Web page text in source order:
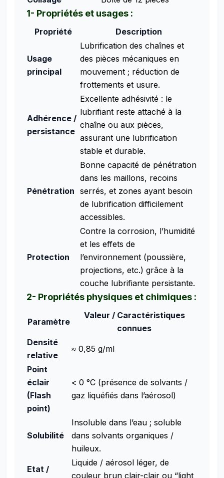
1- Propriétés et usages :
Propriété Description
Usage
principal
Lubrification des chaînes et
des pièces mécaniques en
mouvement ; réduction de
frottements et usure.
Adhérence /
persistance
Excellente adhésivité : le
lubrifiant reste attaché à la
chaîne ou aux pièces,
assurant une lubrification
stable et durable.
Pénétration
Bonne capacité de pénétration
dans les maillons, recoins
serrés, et zones ayant besoin
de lubrification difficilement
accessibles.
Protection
Contre la corrosion, l’humidité
et les effets de
l’environnement (poussière,
projections, etc.) grâce à la
couche lubrifiante persistante.
2- Propriétés physiques et chimiques :
Paramètre
Valeur / Caractéristiques
connues
Densité
relative
≈ 0,85 g/ml
Point
éclair
(Flash
point)
< 0 °C (présence de solvants /
gaz liquéfiés dans l’aérosol)
Solubilité
Insoluble dans l’eau ; soluble
dans solvants organiques /
huileux.
Etat /
Liquide / aérosol léger, de
couleur brun clair-clair ou “light